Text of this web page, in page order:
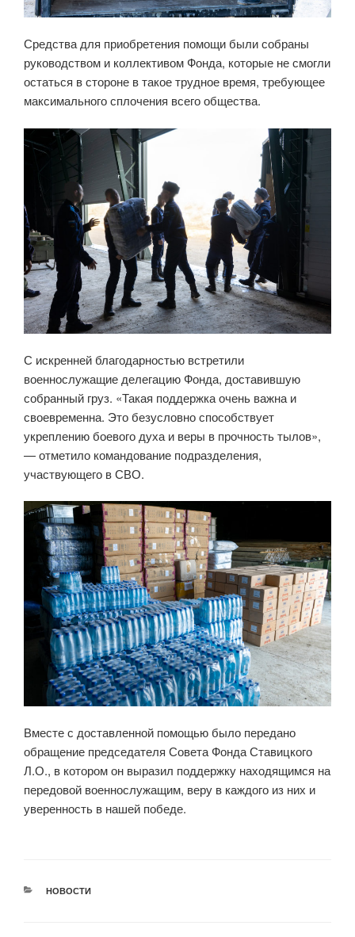
Средства для приобретения помощи были собраны
руководством и коллективом Фонда, которые не смогли
остаться в стороне в такое трудное время, требующее
максимального сплочения всего общества.
С искренней благодарностью встретили
военнослужащие делегацию Фонда, доставившую
собранный груз. «Такая поддержка очень важна и
своевременна. Это безусловно способствует
укреплению боевого духа и веры в прочность тылов»,
— отметило командование подразделения,
участвующего в СВО.
Вместе с доставленной помощью было передано
обращение председателя Совета Фонда Ставицкого
Л.О., в котором он выразил поддержку находящимся на
передовой военнослужащим, веру в каждого из них и
уверенность в нашей победе.
РУБРИКИ
НОВОСТИ